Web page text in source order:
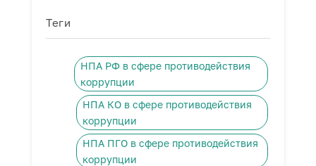
Теги
НПА РФ в сфере противодействия
коррупции
НПА КО в сфере противодействия
коррупции
НПА ПГО в сфере противодействия
коррупции